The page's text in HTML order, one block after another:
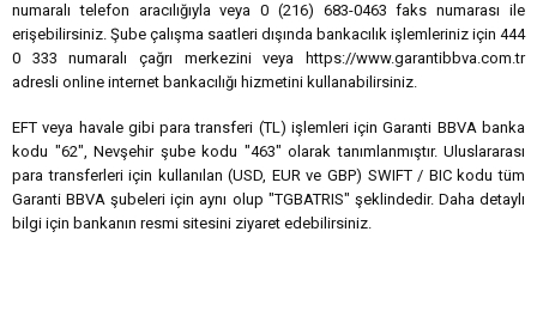
numaralı telefon aracılığıyla veya 0 (216) 683-0463 faks numarası ile
erişebilirsiniz. Şube çalışma saatleri dışında bankacılık işlemleriniz için 444
0 333 numaralı çağrı merkezini veya https://www.garantibbva.com.tr
adresli online internet bankacılığı hizmetini kullanabilirsiniz.
EFT veya havale gibi para transferi (TL) işlemleri için Garanti BBVA banka
kodu "62", Nevşehir şube kodu "463" olarak tanımlanmıştır. Uluslararası
para transferleri için kullanılan (USD, EUR ve GBP) SWIFT / BIC kodu tüm
Garanti BBVA şubeleri için aynı olup "TGBATRIS" şeklindedir. Daha detaylı
bilgi için bankanın resmi sitesini ziyaret edebilirsiniz.